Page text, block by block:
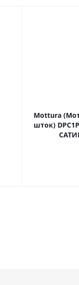
Mottura
шток)